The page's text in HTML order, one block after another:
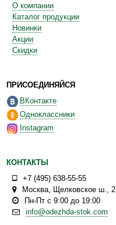
О компании
Каталог продукции
Новинки
Акции
Скидки
ПРИСОЕДИНЯЙСЯ
ВКонтакте
Одноклассники
Instagram
КОНТАКТЫ
+7 (495) 638-55-55
Москва Щелковское ш., 2
Пн-Пт с 9:00 до 19:00
info@odezhda-stok.com